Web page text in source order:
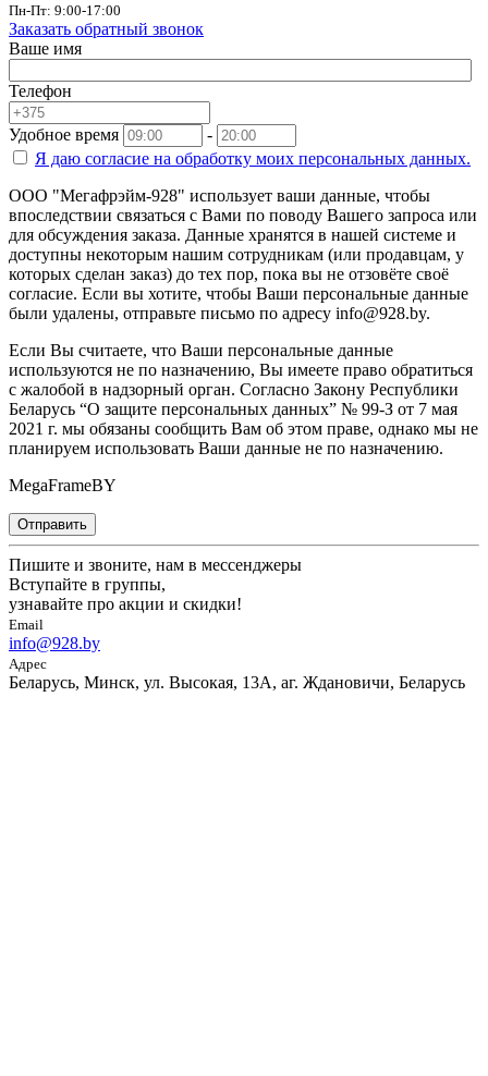
Пн-Пт: 9:00-17:00
Заказать обратный звонок
Ваше имя
Телефон
Удобное время
-
Я даю согласие на обработку моих персональных данных.
ООО "Мегафрэйм-928" использует ваши данные, чтобы
впоследствии связаться с Вами по поводу Вашего запроса или
для обсуждения заказа. Данные хранятся в нашей системе и
доступны некоторым нашим сотрудникам (или продавцам, у
которых сделан заказ) до тех пор, пока вы не отзовёте своё
согласие. Если вы хотите, чтобы Ваши персональные данные
были удалены, отправьте письмо по адресу info@928.by.
Если Вы считаете, что Ваши персональные данные
используются не по назначению, Вы имеете право обратиться
с жалобой в надзорный орган. Согласно Закону Республики
Беларусь “О защите персональных данных” № 99-З от 7 мая
2021 г. мы обязаны сообщить Вам об этом праве, однако мы не
планируем использовать Ваши данные не по назначению.
MegaFrameBY
Отправить
Пишите и звоните, нам в мессенджеры
Вступайте в группы,
узнавайте про акции и скидки!
Email
info@928.by
Адрес
Беларусь, Минск, ул. Высокая, 13А, аг. Ждановичи, Беларусь